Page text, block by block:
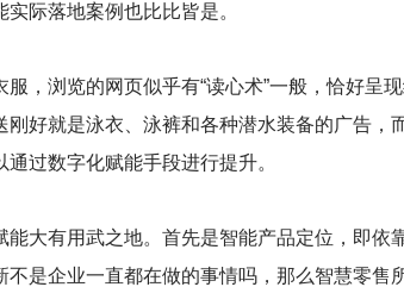
际落地案例也比比皆是。
服，浏览的网页似乎有“读心术”一般，恰好
刚好就是泳衣、泳裤和各种潜水装备的广告
过数字化赋能手段进行提升。
能大有用武之地。首先是智能产品定位，即
不是企业一直都在做的事情吗，那么智慧零